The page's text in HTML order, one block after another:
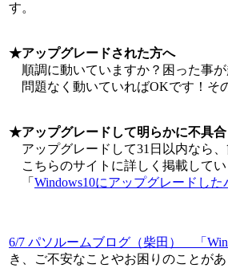
す。
★アップグレードされた方へ
順調に動いていますか？困った事が
問題なく動いていればOKです！そ
★アップグレードして明らかに不具
アップグレードして31日以内なら、
こちらのサイトに詳しく掲載してい
「 Windows10にアップグレードし
6/7 パソルームブログ（柴田） 「
き、ご不安なことやお困りのことが